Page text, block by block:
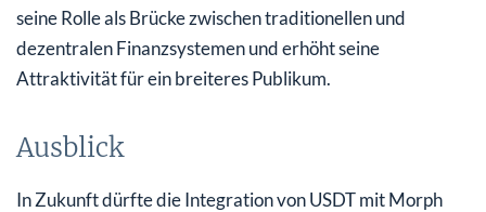
seine Rolle als Brücke zwischen traditionellen und
dezentralen Finanzsystemen und erhöht seine
Attraktivität für ein breiteres Publikum.
Ausblick
In Zukunft dürfte die Integration von USDT mit Morph